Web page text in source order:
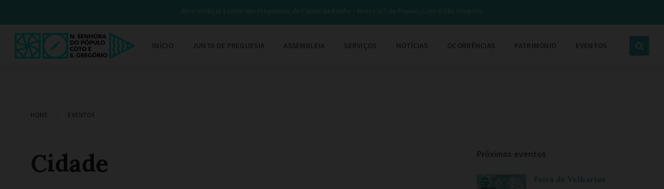
Bem-vindo(a) à União das Freguesias de Caldas da Rainha – Nossa Sr.ª do Pópulo, Coto e São Gregório
INÍCIO JUNTA DE FREGUESIA ASSEMBLEIA SERVIÇOS NOTÍCIAS OCORRÊNCIAS PATRIMÓNIO EVENTOS
HOME EVENTOS
Cidade Próximos eventos
Feira de Velharias